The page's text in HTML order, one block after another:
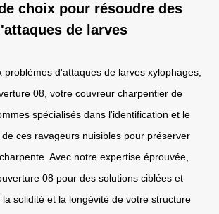
choix pour résoudre des
de larves
problèmes d'attaques de larves xylophages,
08, votre couvreur charpentier de
spécialisés dans l'identification et le
ces ravageurs nuisibles pour préserver
Avec notre expertise éprouvée,
08 pour des solutions ciblées et
solidité et la longévité de votre structure